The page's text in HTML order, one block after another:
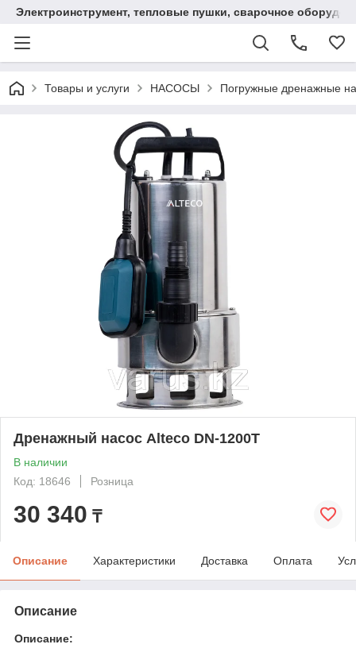
Электроинструмент, тепловые пушки, сварочное
Товары и услуги НАСОСЫ Погружные дренажные
Дренажный насос Alteco DN-1200T
В наличии
Код: 18646
Розница
30 340 ₸
Описание Характеристики Доставка Оплата
Описание
Описание: